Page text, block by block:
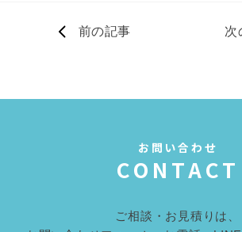
前の記事 次
お問い合わせ
CONTACT
ご相談・お見積りは、